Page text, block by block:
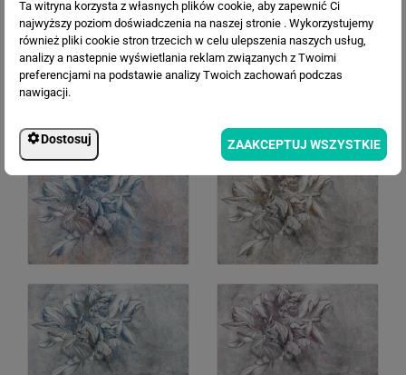
Ta witryna korzysta z własnych plików cookie, aby zapewnić Ci
najwyższy poziom doświadczenia na naszej stronie . Wykorzystujemy
również pliki cookie stron trzecich w celu ulepszenia naszych usług,
analizy a nastepnie wyświetlania reklam związanych z Twoimi
preferencjami na podstawie analizy Twoich zachowań podczas
nawigacji.
Dostosuj ZAAKCEPTUJ WSZYSTKIE